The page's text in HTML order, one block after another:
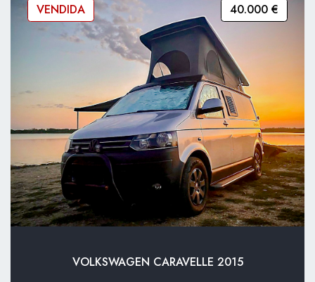
VOLKSWAGEN CARAVELLE 2015
VENDIDA 40.000 €